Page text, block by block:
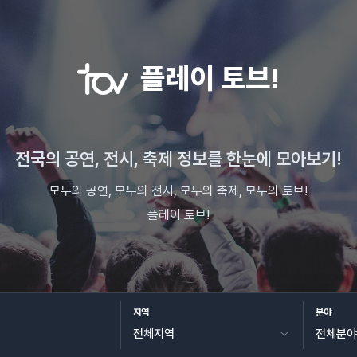
플레이 토브!
전국의 공연, 전시, 축제 정보를 한눈에 모아보기!
모두의 공연, 모두의 전시, 모두의 축제, 모두의 토브!
플레이 토브!
지역 분야